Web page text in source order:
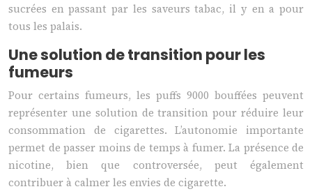
sucrées en passant par les saveurs tabac, il y en a pour
tous les palais.
Une solution de transition pour les
fumeurs
Pour certains fumeurs, les puffs 9000 bouffées peuvent
représenter une solution de transition pour réduire leur
consommation de cigarettes. L’autonomie importante
permet de passer moins de temps à fumer. La présence de
nicotine, bien que controversée, peut également
contribuer à calmer les envies de cigarette.